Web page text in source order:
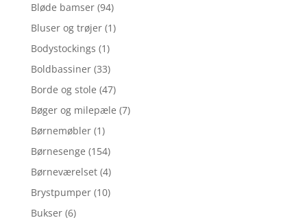
Bløde bamser (94)
Bluser og trøjer (1)
Bodystockings (1)
Boldbassiner (33)
Borde og stole (47)
Bøger og milepæle (7)
Børnemøbler (1)
Børnesenge (154)
Børneværelset (4)
Brystpumper (10)
Bukser (6)